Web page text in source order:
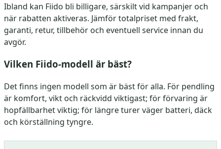
Ibland kan Fiido bli billigare, särskilt vid kampanjer och
när rabatten aktiveras. Jämför totalpriset med frakt,
garanti, retur, tillbehör och eventuell service innan du
avgör.
Vilken Fiido-modell är bäst?
Det finns ingen modell som är bäst för alla. För pendling
är komfort, vikt och räckvidd viktigast; för förvaring är
hopfällbarhet viktig; för längre turer väger batteri, däck
och körställning tyngre.